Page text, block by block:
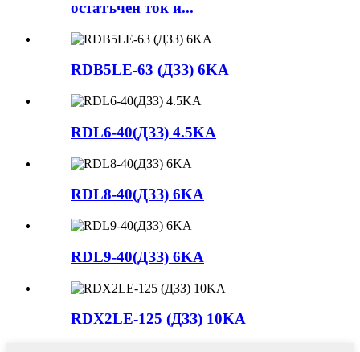
остатъчен ток и...
RDB5LE-63 (ДЗЗ) 6KA
RDL6-40(ДЗЗ) 4.5KA
RDL8-40(ДЗЗ) 6KA
RDL9-40(ДЗЗ) 6KA
RDX2LE-125 (ДЗЗ) 10KA